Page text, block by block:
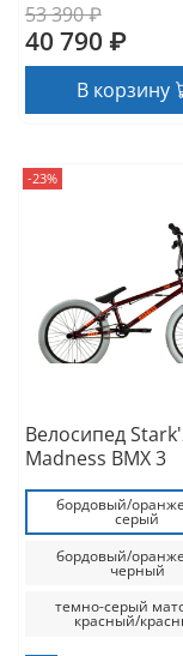
53 390 ₽
40 790 ₽
В корзину
-23%
Велосипед
Madness BMX 3
бордовый/
серый
бордовый/
черный
темно-серый
красный/